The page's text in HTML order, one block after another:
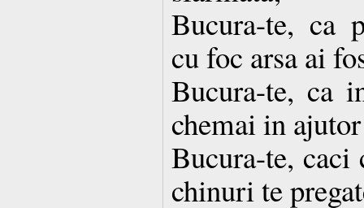
Bucura-te, ca
cu foc arsa ai
Bucura-te, ca
chemai in
Bucura-te,
chinuri te